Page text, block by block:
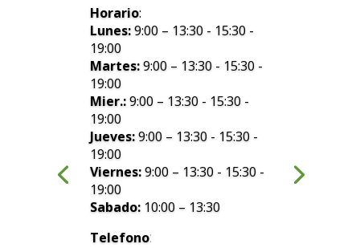
Horario:
Lunes:9:00 – 13:30 - 15:30 -
19:00
Martes:9:00 – 13:30 - 15:30 -
19:00
Mier.:9:00 – 13:30 - 15:30 -
19:00
Jueves:9:00 – 13:30 - 15:30 -
19:00
Viernes:9:00 – 13:30 - 15:30 -
19:00
Sabado: 10:00 – 13:30
Telefono: